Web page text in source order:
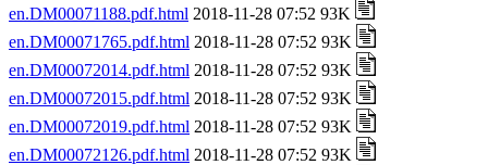
en.DM00071188.pdf.html 2018-11-28 07:52 93K
en.DM00071765.pdf.html 2018-11-28 07:52 93K
en.DM00072014.pdf.html 2018-11-28 07:52 93K
en.DM00072015.pdf.html 2018-11-28 07:52 93K
en.DM00072019.pdf.html 2018-11-28 07:52 93K
en.DM00072126.pdf.html 2018-11-28 07:52 93K